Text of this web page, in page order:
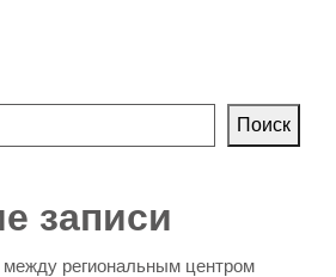
Поиск
записи
региональным центром